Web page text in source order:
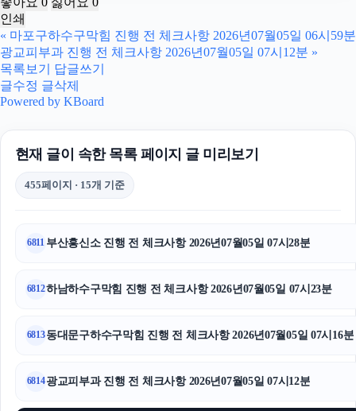
금천구하수구막힘
신용카드현금화
용인이혼변호사
인쇄
« 마포구하수구막힘 진행 전 체크사항 2026년07월05일 06시59분
광교피부과 진행 전 체크사항 2026년07월05일 07시12분 »
목록보기
답글쓰기
글수정 글삭제
Powered by KBoard
현재 글이 속한 목록 페이지 글 미리보기
455페이지 · 15개 기준
6811 부산흥신소 진행 전 체크사항 2026년07월05일 07시28분
6812하남하수구막힘 진행 전 체크사항 2026년07월05일 07시23분
6813동대문구하수구막힘 진행 전 체크사항 2026년07월05일 07시16분
6814광교피부과 진행 전 체크사항 2026년07월05일 07시12분